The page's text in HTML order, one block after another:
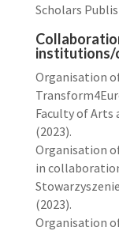
Scholars
institutions/
Organisation
Faculty of Arts
(2023).
Organisation
in
(2023).
Organisation